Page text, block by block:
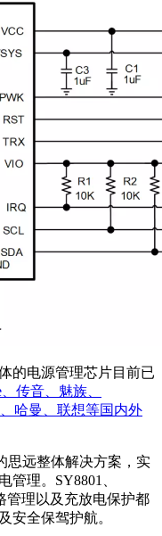
的电源管理芯片目前已
传音、魅族、
哈曼、联想等国内外
思远整体解决方案，实
管理。SY8801、
管理以及充放电保护都
安全保驾护航。